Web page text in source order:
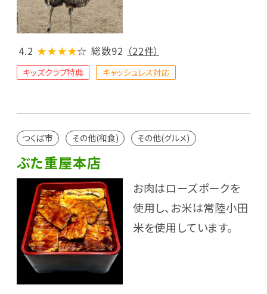
4.2 ★★★★☆ 総数92 （22件）
キッズクラブ特典 キャッシュレス対応
つくば市 その他(和食) その他(グルメ)
ぶた重屋本店
お肉はローズポークを
使用し、お米は常陸小田
米を使用しています。